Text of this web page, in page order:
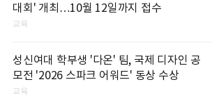
대회' 개최…10월 12일까지 접수
교육
성신여대 학부생 '다온' 팀, 국제 디자인 공
모전 '2026 스파크 어워드' 동상 수상
교육